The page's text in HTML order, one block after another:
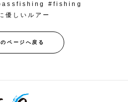
#fishing
しいルアー
ページへ戻る